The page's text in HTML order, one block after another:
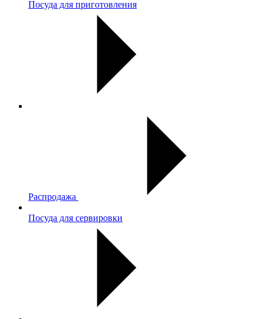
Посуда для приготовления
Распродажа
Посуда для сервировки